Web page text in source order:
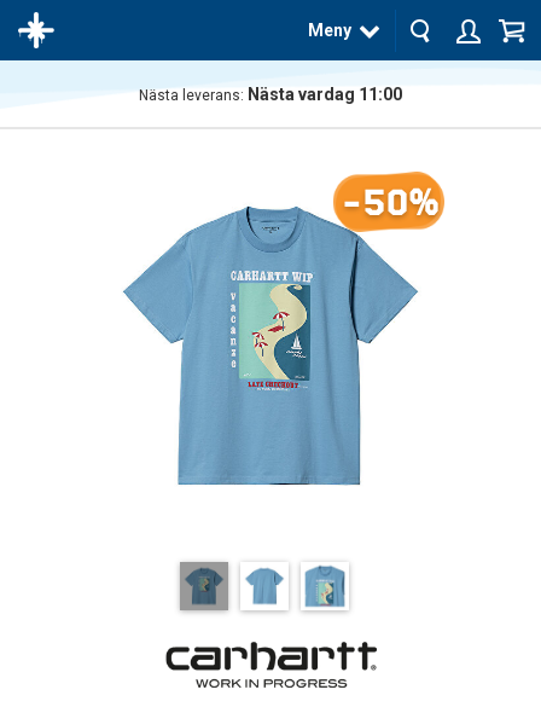
Meny
Nästa leverans: Nästa vardag 11:00
-50%